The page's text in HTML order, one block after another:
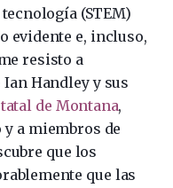
(STEM)
evidente e, incluso,
resisto a
Handley y sus
de Montana,
a miembros de
que los
que las